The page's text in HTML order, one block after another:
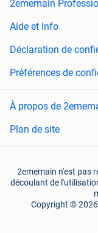
2ememain
Aide et Info
Déclaration de
Préférences de
À propos de
Plan de site
2ememain n'est pas
découlant de
Copyright ©